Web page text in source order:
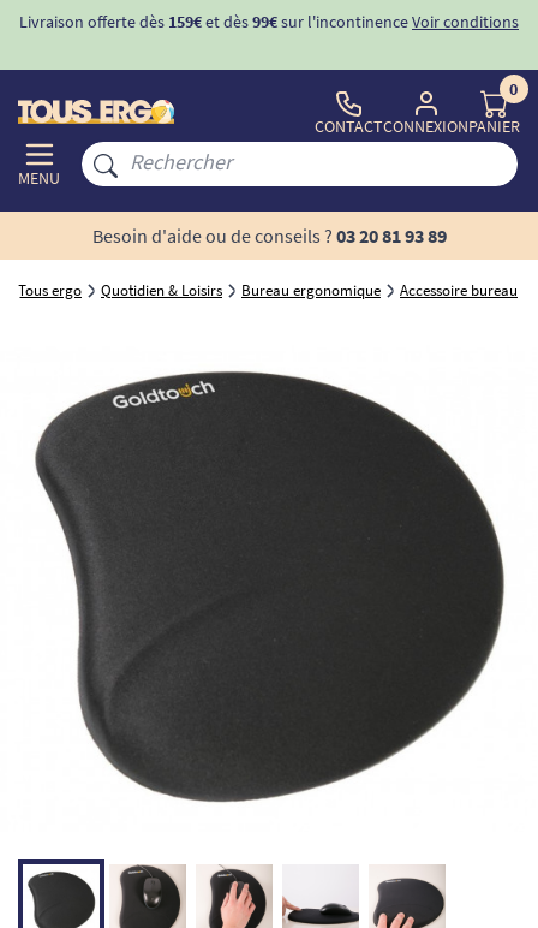
Livraison offerte dès 159€et dès99€sur l'incontinenceVoir conditions
MENU
CONTACTCONNEXION
0
PANIER
Besoin d'aide ou de conseils ? 03 20 81 93 89
Tous ergo Quotidien & Loisirs Bureau ergonomique Accessoire bureau